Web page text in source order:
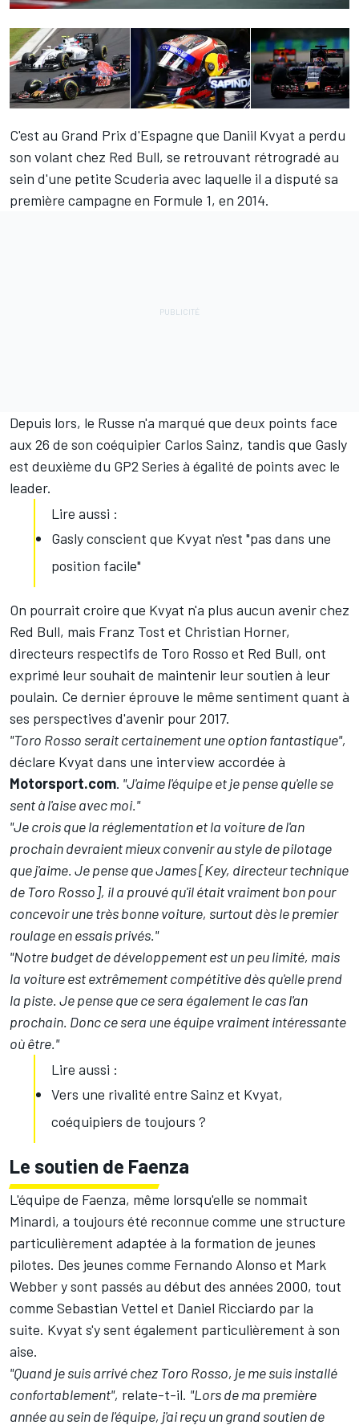
C'est au Grand Prix d'Espagne que Daniil Kvyat a perdu
son volant chez Red Bull, se retrouvant rétrogradé au
sein d'une petite Scuderia avec laquelle il a disputé sa
première campagne en Formule 1, en 2014.
Depuis lors, le Russe n'a marqué que deux points face
aux 26 de son coéquipier Carlos Sainz, tandis que Gasly
est deuxième du GP2 Series à égalité de points avec le
leader.
Lire aussi :
Gasly conscient que Kvyat n'est "pas dans une
position facile"
On pourrait croire que Kvyat n'a plus aucun avenir chez
Red Bull, mais Franz Tost et Christian Horner,
directeurs respectifs de Toro Rosso et Red Bull, ont
exprimé leur souhait de maintenir leur soutien à leur
poulain. Ce dernier éprouve le même sentiment quant à
ses perspectives d'avenir pour 2017.
"Toro Rosso serait certainement une option fantastique",
déclare Kvyat dans une interview accordée à
Motorsport.com. "J'aime l'équipe et je pense qu'elle se
sent à l'aise avec moi."
"Je crois que la réglementation et la voiture de l'an
prochain devraient mieux convenir au style de pilotage
que j'aime. Je pense que James [Key, directeur technique
de Toro Rosso], il a prouvé qu'il était vraiment bon pour
concevoir une très bonne voiture, surtout dès le premier
roulage en essais privés."
"Notre budget de développement est un peu limité, mais
la voiture est extrêmement compétitive dès qu'elle prend
la piste. Je pense que ce sera également le cas l'an
prochain. Donc ce sera une équipe vraiment intéressante
où être."
Lire aussi :
Vers une rivalité entre Sainz et Kvyat,
coéquipiers de toujours ?
Le soutien de Faenza
L'équipe de Faenza, même lorsqu'elle se nommait
Minardi, a toujours été reconnue comme une structure
particulièrement adaptée à la formation de jeunes
pilotes. Des jeunes comme Fernando Alonso et Mark
Webber y sont passés au début des années 2000, tout
comme Sebastian Vettel et Daniel Ricciardo par la
suite. Kvyat s'y sent également particulièrement à son
aise.
"Quand je suis arrivé chez Toro Rosso, je me suis installé
confortablement", relate-t-il. "Lors de ma première
année au sein de l'équipe, j'ai reçu un grand soutien de